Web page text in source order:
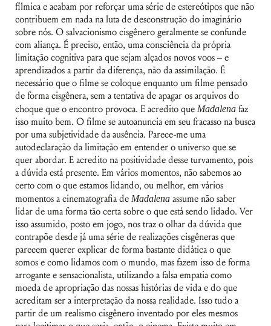
fílmica e acabam por reforçar uma série de estereótipos que não
contribuem em nada na luta de desconstrução do imaginário
sobre nós. O salvacionismo cisgênero geralmente se confunde
com aliança. É preciso, então, uma consciência da própria
limitação cognitiva para que sejam alçados novos voos – e
aprendizados a partir da diferença, não da assimilação. É
necessário que o filme se coloque enquanto um filme pensado
de forma cisgênera, sem a tentativa de apagar os arquivos do
choque que o encontro provoca. E acredito que Madalena faz
isso muito bem. O filme se autoanuncia em seu fracasso na busca
por uma subjetividade da ausência. Parece-me uma
autodeclaração da limitação em entender o universo que se
quer abordar. E acredito na positividade desse turvamento, pois
a dúvida está presente. Em vários momentos, não sabemos ao
certo com o que estamos lidando, ou melhor, em vários
momentos a cinematografia de Madalena assume não saber
lidar de uma forma tão certa sobre o que está sendo lidado. Ver
isso assumido, posto em jogo, nos traz o olhar da dúvida que
contrapõe desde já uma série de realizações cisgêneras que
parecem querer explicar de forma bastante didática o que
somos e como lidamos com o mundo, mas fazem isso de forma
arrogante e sensacionalista, utilizando a falsa empatia como
moeda de apropriação das nossas histórias de vida e do que
acreditam ser a interpretação da nossa realidade. Isso tudo a
partir de um realismo cisgênero inventado por eles mesmos